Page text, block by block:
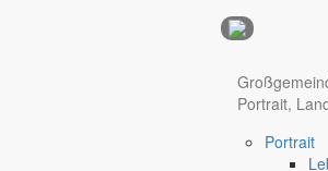
Hotel Nürnberg
Regional werben auf markersdorf.de!
Portrait,
Portrait